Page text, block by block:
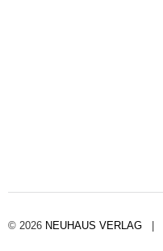
© 2026 NEUHAUS VERLAG